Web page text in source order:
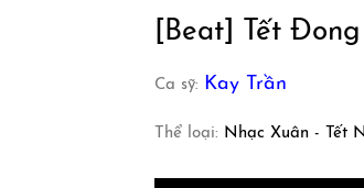
[Beat] Tết
Ca sỹ: Kay Trần
Thể loại: Nhạc Xuân - Tết